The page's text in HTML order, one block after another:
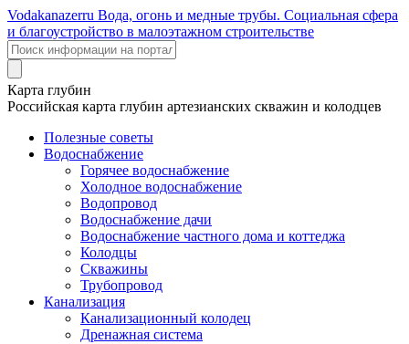
Vodakanazerru Вода, огонь и медные трубы. Социальная сфера
и благоустройство в малоэтажном строительстве
Карта глубин
Российская карта глубин артезианских скважин и колодцев
Полезные советы
Водоснабжение
Горячее водоснабжение
Холодное водоснабжение
Водопровод
Водоснабжение дачи
Водоснабжение частного дома и коттеджа
Колодцы
Скважины
Трубопровод
Канализация
Канализационный колодец
Дренажная система